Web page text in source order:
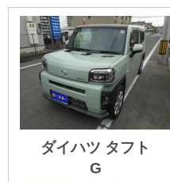
だ乗れると思うの
で、よろしくお願い
します。
ダイハツ タフト
G